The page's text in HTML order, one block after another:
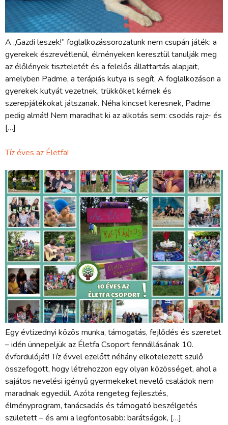
A „Gazdi leszek!” foglalkozássorozatunk nem csupán játék: a
gyerekek észrevétlenül, élményeken keresztül tanulják meg
az élőlények tiszteletét és a felelős állattartás alapjait,
amelyben Padme, a terápiás kutya is segít. A foglalkozáson a
gyerekek kutyát vezetnek, trükköket kérnek és
szerepjátékokat játszanak. Néha kincset keresnek, Padme
pedig almát! Nem maradhat ki az alkotás sem: csodás rajz- és
[…]
Tíz éves az Életfa!
Egy évtizednyi közös munka, támogatás, fejlődés és szeretet
– idén ünnepeljük az Életfa Csoport fennállásának 10.
évfordulóját! Tíz évvel ezelőtt néhány elkötelezett szülő
összefogott, hogy létrehozzon egy olyan közösséget, ahol a
sajátos nevelési igényű gyermekeket nevelő családok nem
maradnak egyedül. Azóta rengeteg fejlesztés,
élményprogram, tanácsadás és támogató beszélgetés
született – és ami a legfontosabb: barátságok, […]